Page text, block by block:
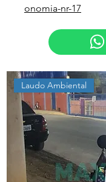
onomia-nr-17
Laudo Ambiental